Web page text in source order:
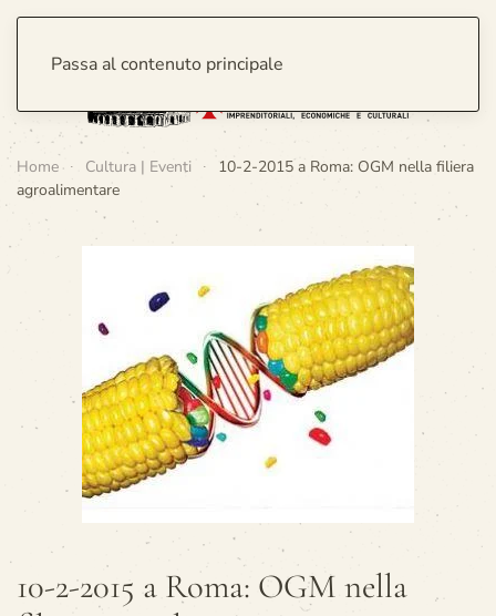
Passa al contenuto principale
Home Cultura | Eventi
10-2-2015 a Roma: OGM nella filiera
agroalimentare
10-2-2015 a Roma: OGM nella